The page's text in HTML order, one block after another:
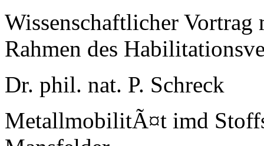
Wissenschaftlicher
Rahmen des
Dr. phil. nat. P. Schreck
MetallmobilitÃ¤t imd